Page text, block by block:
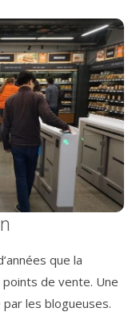
que la
de vente. Une
les blogueuses.